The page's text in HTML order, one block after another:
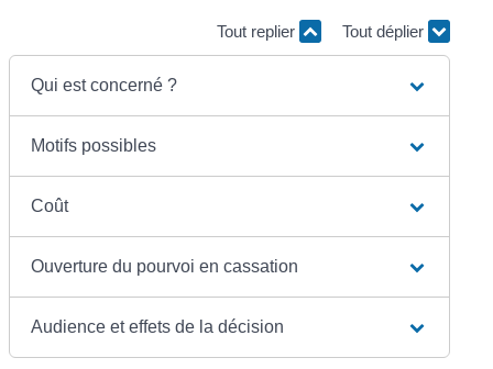
Tout replier Tout déplier
Qui est concerné ?
Motifs possibles
Coût
Ouverture du pourvoi en cassation
Audience et effets de la décision